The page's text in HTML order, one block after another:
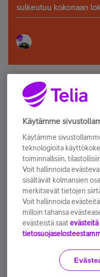
sulkeutuu kokonaan
Älä jää paitsi –
Tilaa Telian uutiskirje
sähköpostiisi.
Tilaa nyt
Käyttöehdot
Käytämme
Käytämme
teknologioita
toiminnallisiin,
Voit hallinnoida
sisältävät kolmansien
merkitsevät tietojen
Voit hallinnoida
milloin tahansa
evästeistä saat evästeitä